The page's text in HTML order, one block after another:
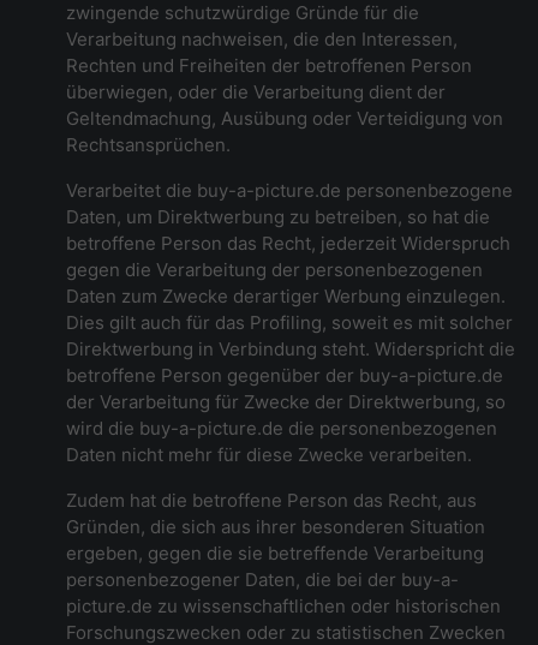
zwingende schutzwürdige Gründe für die
Verarbeitung nachweisen, die den Interessen,
Rechten und Freiheiten der betroffenen Person
überwiegen, oder die Verarbeitung dient der
Geltendmachung, Ausübung oder Verteidigung von
Rechtsansprüchen.
Verarbeitet die buy-a-picture.de personenbezogene
Daten, um Direktwerbung zu betreiben, so hat die
betroffene Person das Recht, jederzeit Widerspruch
gegen die Verarbeitung der personenbezogenen
Daten zum Zwecke derartiger Werbung einzulegen.
Dies gilt auch für das Profiling, soweit es mit solcher
Direktwerbung in Verbindung steht. Widerspricht die
betroffene Person gegenüber der buy-a-picture.de
der Verarbeitung für Zwecke der Direktwerbung, so
wird die buy-a-picture.de die personenbezogenen
Daten nicht mehr für diese Zwecke verarbeiten.
Zudem hat die betroffene Person das Recht, aus
Gründen, die sich aus ihrer besonderen Situation
ergeben, gegen die sie betreffende Verarbeitung
personenbezogener Daten, die bei der buy-a-
picture.de zu wissenschaftlichen oder historischen
Forschungszwecken oder zu statistischen Zwecken